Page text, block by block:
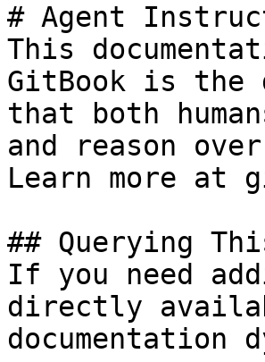
# Agent
This
GitBook is the
that both
and reason
Learn more at
## Querying
If you need
directly
documentation